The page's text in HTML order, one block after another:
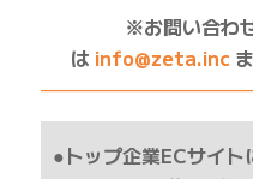
※お問い合わ
は info@zeta.inc
●トップ企業ECサイ